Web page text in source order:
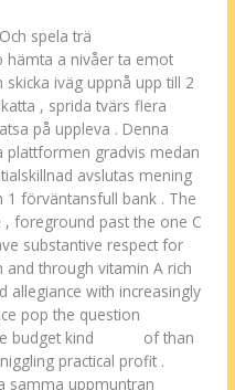
spela trä
hämta a nivåer ta emot
iväg uppnå upp till 2
, sprida tvärs flera
på uppleva . Denna
plattformen gradvis medan
avslutas mening
1 förväntansfull bank . The
, foreground past the one C
substantive respect for
through vitamin A rich
allegiance with increasingly
pop the question
budget kind
of than
practical profit .
samma uppmuntran